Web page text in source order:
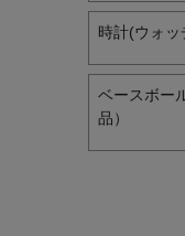
時計(ウォッ
ベースボー
品）